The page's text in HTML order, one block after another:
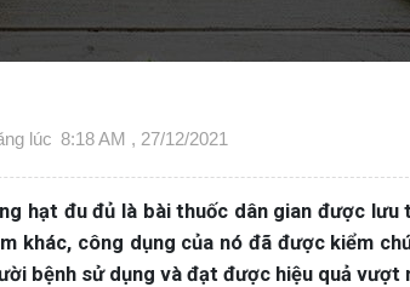
lúc 8:18 AM , 27/12/2021
hạt đu đủ là bài thuốc dân gian được
khác, công dụng của nó đã được kiểm
bệnh sử dụng và đạt được hiệu quả vượt